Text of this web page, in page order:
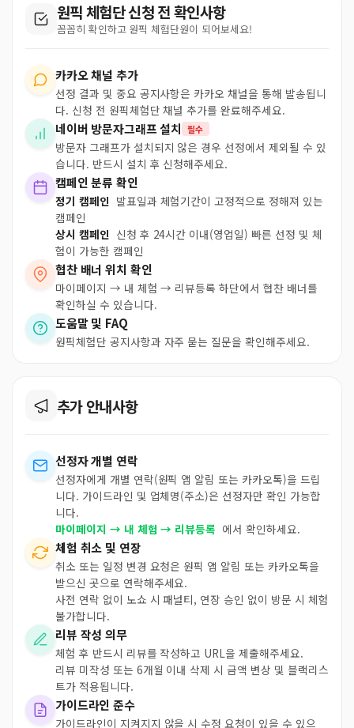
원픽 체험단 신청 전 확인사항
꼼꼼히 확인하고 원픽 체험단원이 되어보세요!
카카오 채널 추가
선정 결과 및 중요 공지사항은 카카오 채널을 통해 발송됩니
다. 신청 전 원픽체험단 채널 추가를 완료해주세요.
네이버 방문자그래프 설치 필수
방문자 그래프가 설치되지 않은 경우 선정에서 제외될 수 있
습니다. 반드시 설치 후 신청해주세요.
캠페인 분류 확인
정기 캠페인 발표일과 체험기간이 고정적으로 정해져 있는
캠페인
상시 캠페인 신청 후 24시간 이내(영업일) 빠른 선정 및 체
험이 가능한 캠페인
협찬 배너 위치 확인
마이페이지 → 내 체험 → 리뷰등록 하단에서 협찬 배너를
확인하실 수 있습니다.
도움말 및 FAQ
원픽체험단 공지사항과 자주 묻는 질문을 확인해주세요.
추가 안내사항
선정자 개별 연락
선정자에게 개별 연락(원픽 앱 알림 또는 카카오톡)을 드립
니다. 가이드라인 및 업체명(주소)은 선정자만 확인 가능합
니다.
마이페이지 → 내 체험 → 리뷰등록 에서 확인하세요.
체험 취소 및 연장
취소 또는 일정 변경 요청은 원픽 앱 알림 또는 카카오톡을
받으신 곳으로 연락해주세요.
사전 연락 없이 노쇼 시 패널티, 연장 승인 없이 방문 시 체험
불가합니다.
리뷰 작성 의무
체험 후 반드시 리뷰를 작성하고 URL을 제출해주세요.
리뷰 미작성 또는 6개월 이내 삭제 시 금액 변상 및 블랙리스
트가 적용됩니다.
가이드라인 준수
가이드라인이 지켜지지 않을 시 수정 요청이 있을 수 있으